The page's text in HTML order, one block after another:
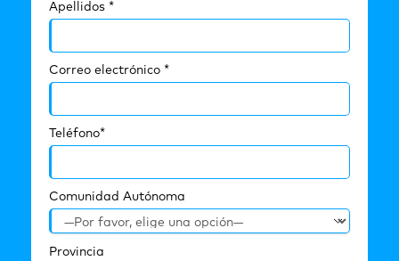
Apellidos *
Correo electrónico *
Teléfono*
Comunidad Autónoma
Provincia